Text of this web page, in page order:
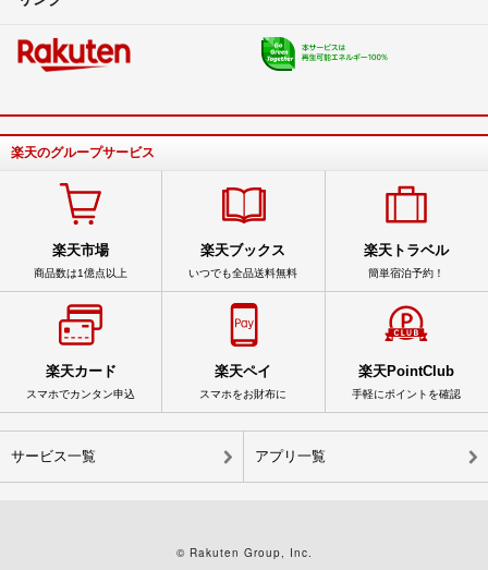
楽天のグループサービス
楽天市場
商品数は1億点以上
楽天ブックス
いつでも全品送料無料
楽天トラベル
簡単宿泊予約！
楽天カード
スマホでカンタン申込
楽天ペイ
スマホをお財布に
楽天PointClub
手軽にポイントを確認
サービス一覧 アプリ一覧
© Rakuten Group, Inc.